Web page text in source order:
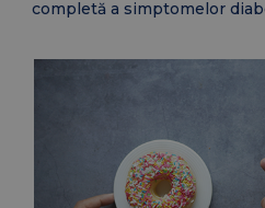
completă a simptomelor